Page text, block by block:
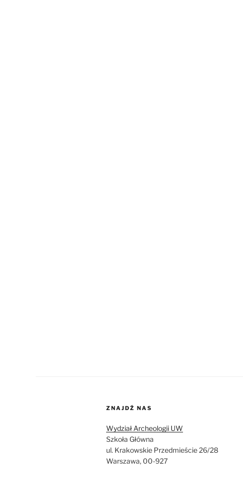
ZNAJDŹ NAS
Wydział Archeologii UW
Szkoła Główna
ul. Krakowskie Przedmieście 26/28
Warszawa, 00-927